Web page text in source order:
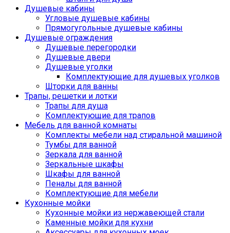
Душевые кабины
Угловые душевые кабины
Прямогугольные душевые кабины
Душевые ограждения
Душевые перегородки
Душевые двери
Душевые уголки
Комплектующие для душевых уголков
Шторки для ванны
Трапы, решетки и лотки
Трапы для душа
Комплектующие для трапов
Мебель для ванной комнаты
Комплекты мебели над стиральной машиной
Тумбы для ванной
Зеркала для ванной
Зеркальные шкафы
Шкафы для ванной
Пеналы для ванной
Комплектующие для мебели
Кухонные мойки
Кухонные мойки из нержавеющей стали
Каменные мойки для кухни